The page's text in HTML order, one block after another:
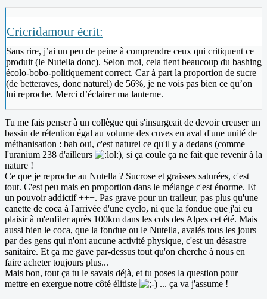
Cricridamour écrit:
Sans rire, j’ai un peu de peine à comprendre ceux qui critiquent ce
produit (le Nutella donc). Selon moi, cela tient beaucoup du bashing
écolo-bobo-politiquement correct. Car à part la proportion de sucre
(de betteraves, donc naturel) de 56%, je ne vois pas bien ce qu’on
lui reproche. Merci d’éclairer ma lanterne.
Tu me fais penser à un collègue qui s'insurgeait de devoir creuser un
bassin de rétention égal au volume des cuves en aval d'une unité de
méthanisation : bah oui, c'est naturel ce qu'il y a dedans (comme
l'uranium 238 d'ailleurs
), si ça coule ça ne fait que revenir à la
nature !
Ce que je reproche au Nutella ? Sucrose et graisses saturées, c'est
tout. C'est peu mais en proportion dans le mélange c'est énorme. Et
un pouvoir addictif +++. Pas grave pour un traileur, pas plus qu'une
canette de coca à l'arrivée d'une cyclo, ni que la fondue que j'ai eu
plaisir à m'enfiler après 100km dans les cols des Alpes cet été. Mais
aussi bien le coca, que la fondue ou le Nutella, avalés tous les jours
par des gens qui n'ont aucune activité physique, c'est un désastre
sanitaire. Et ça me gave par-dessus tout qu'on cherche à nous en
faire acheter toujours plus...
Mais bon, tout ça tu le savais déjà, et tu poses la question pour
mettre en exergue notre côté élitiste
... ça va j'assume !